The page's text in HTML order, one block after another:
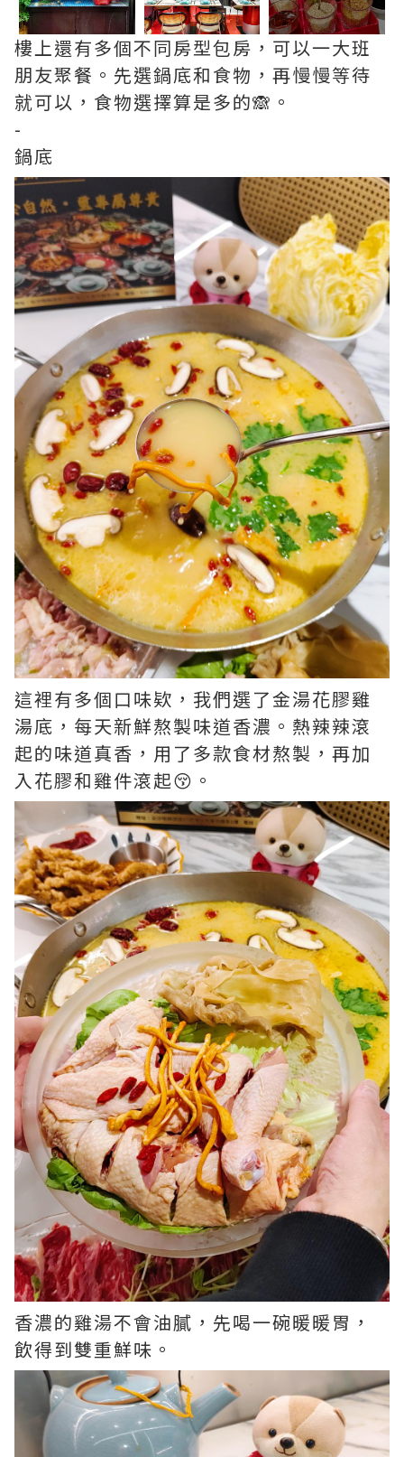
樓上還有多個不同房型包房，可以一大班
朋友聚餐。先選鍋底和食物，再慢慢等待
就可以，食物選擇算是多的🙈。
-
鍋底
這裡有多個口味欵，我們選了金湯花膠雞
湯底，每天新鮮熬製味道香濃。熱辣辣滾
起的味道真香，用了多款食材熬製，再加
入花膠和雞件滾起😚。
香濃的雞湯不會油膩，先喝一碗暖暖胃，
飲得到雙重鮮味。